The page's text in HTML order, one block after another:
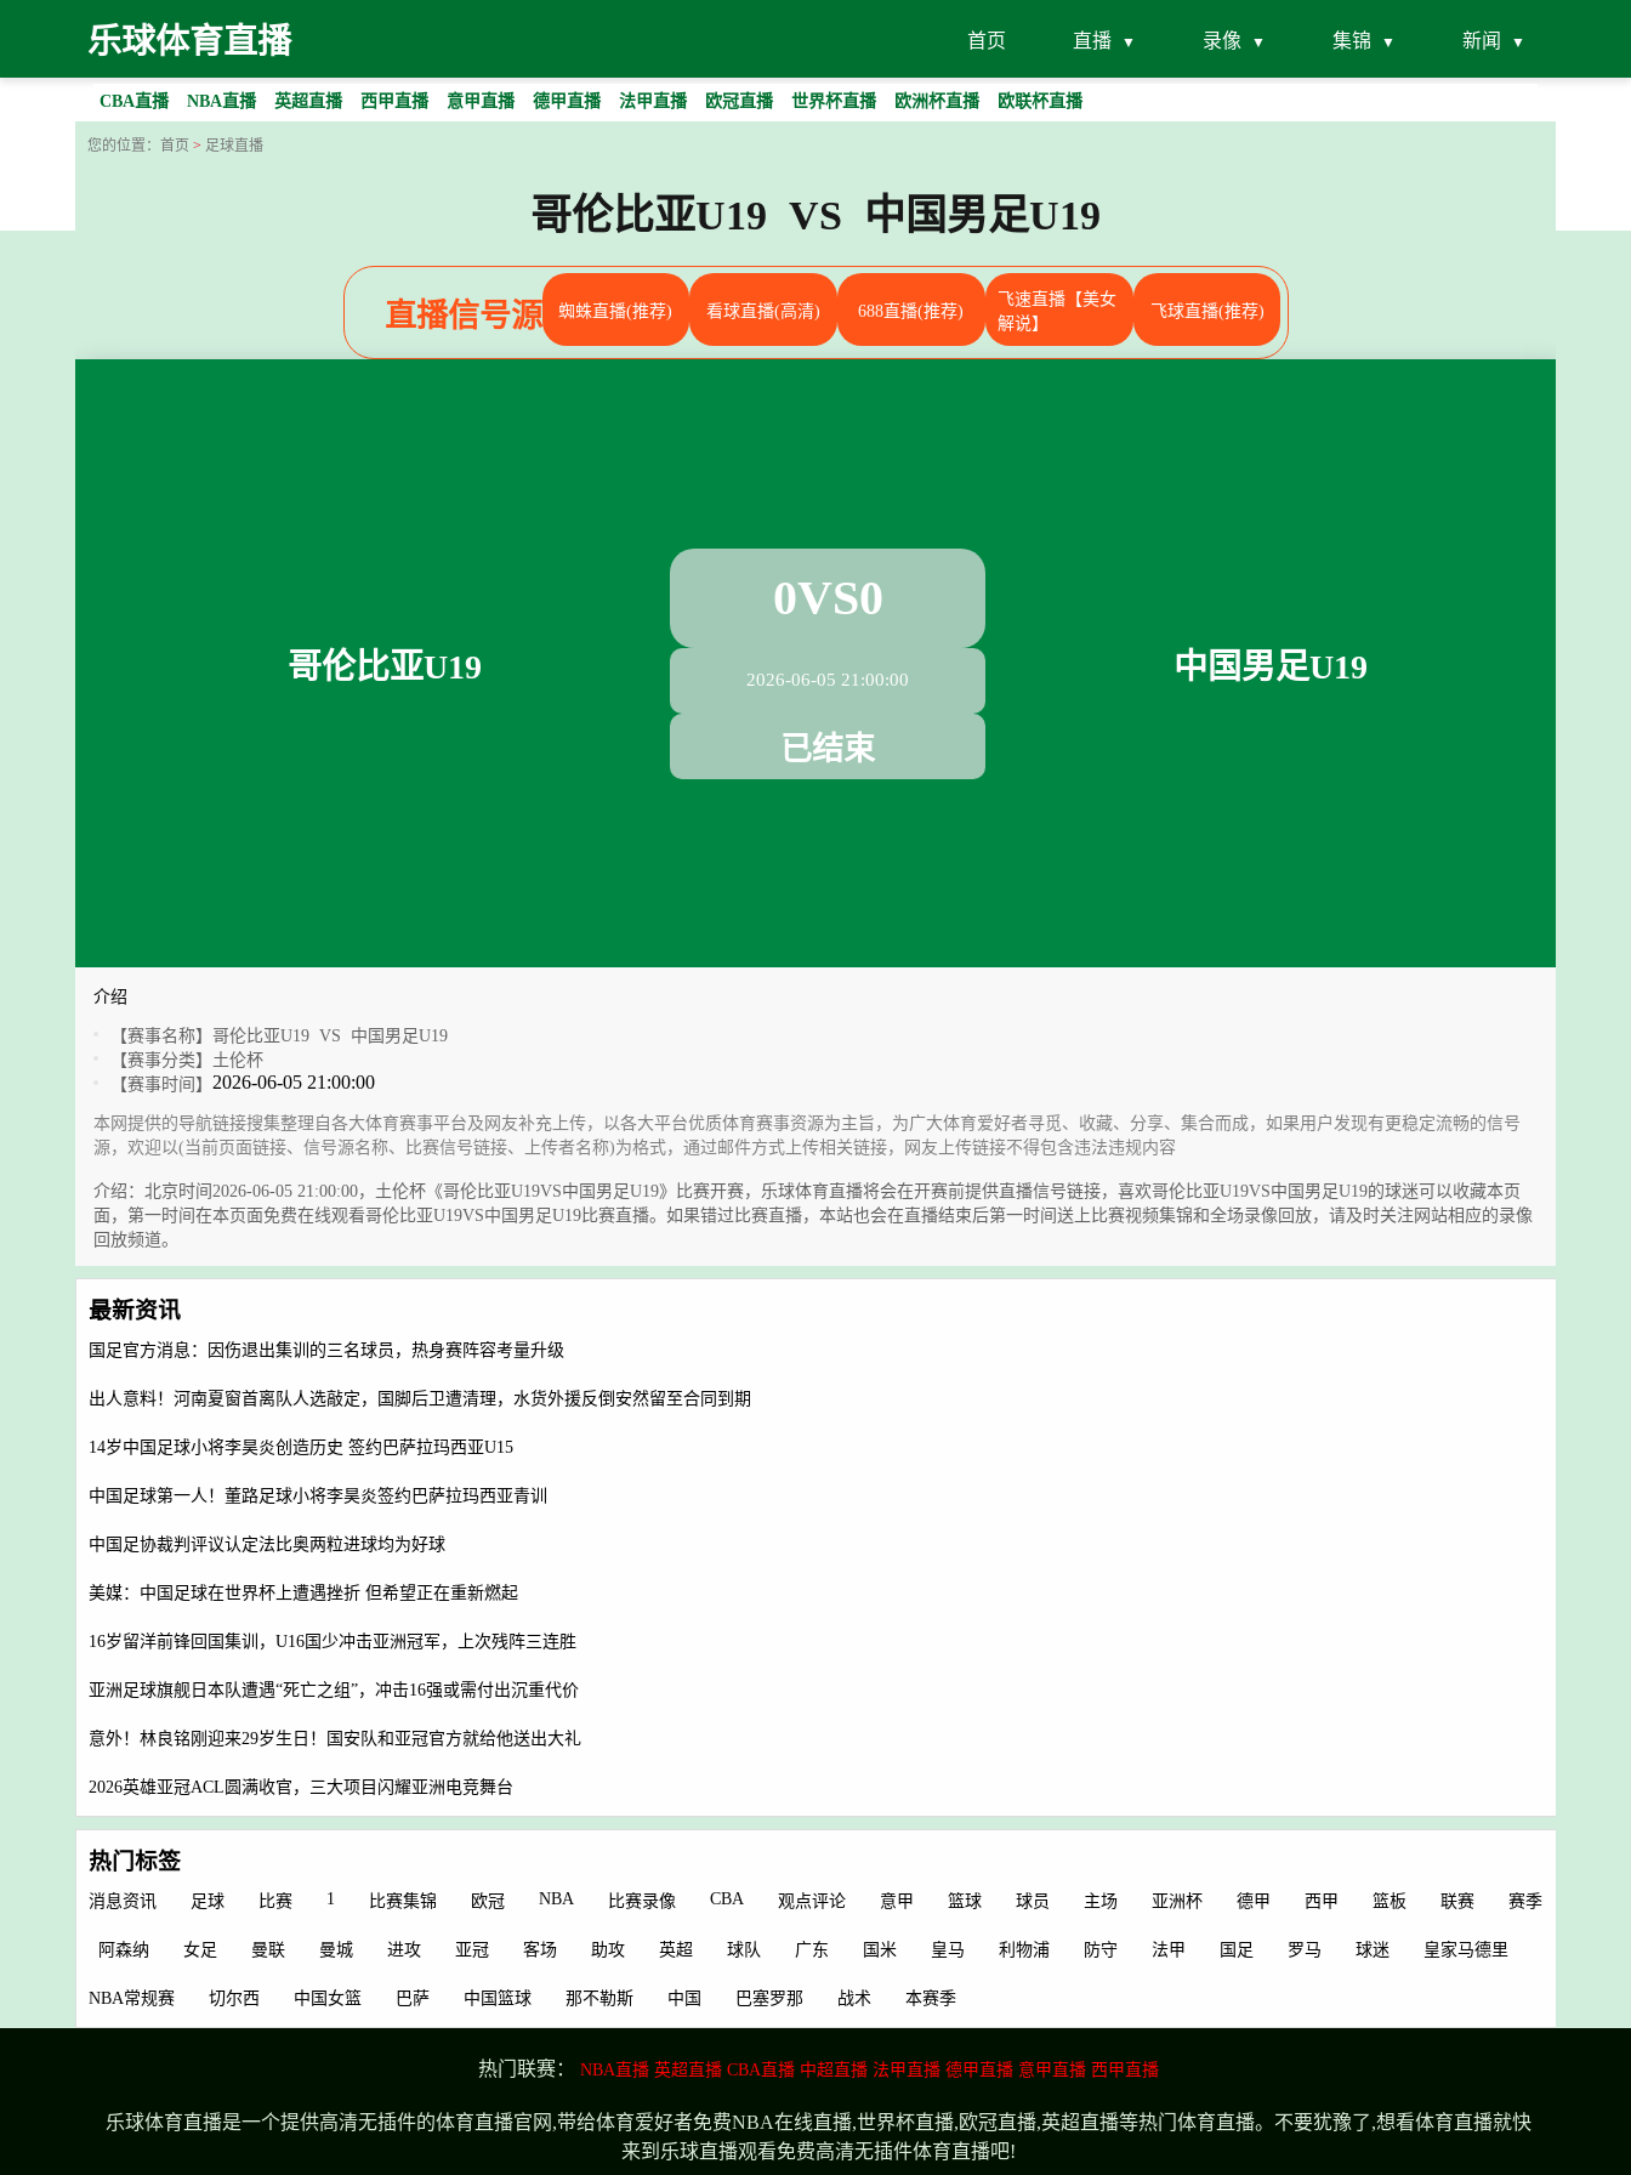
乐球体育直播 首页 直播 录像 集锦 新闻
CBA直播 NBA直播 英超直播 西甲直播 意甲直播 德甲直播 法甲直播 欧冠直播 世界杯直播 欧洲杯直播 欧联杯直播
您的位置： 首页 > 足球直播
哥伦比亚U19 VS 中国男足U19
直播信号源 蜘蛛直播(推荐) 看球直播(高清) 688直播(推荐)
飞速直播【美女
解说】
飞球直播(推荐)
哥伦比亚U19
0VS0
2026-06-05 21:00:00
已结束
中国男足U19
介绍
【赛事名称】 哥伦比亚U19 VS 中国男足U19
【赛事分类】 土伦杯
【赛事时间】 2026-06-05 21:00:00
本网提供的导航链接搜集整理自各大体育赛事平台及网友补充上传，以各大平台优质体育赛事资源为主旨，为广大体育爱好者寻觅、收藏、分享、集合而成，如果用户发现有更稳定流畅的信号
源，欢迎以(当前页面链接、信号源名称、比赛信号链接、上传者名称)为格式，通过邮件方式上传相关链接，网友上传链接不得包含违法违规内容
介绍：北京时间2026-06-05 21:00:00，土伦杯《哥伦比亚U19VS中国男足U19》比赛开赛，乐球体育直播将会在开赛前提供直播信号链接，喜欢哥伦比亚U19VS中国男足U19的球迷可以收藏本页
面，第一时间在本页面免费在线观看哥伦比亚U19VS中国男足U19比赛直播。如果错过比赛直播，本站也会在直播结束后第一时间送上比赛视频集锦和全场录像回放，请及时关注网站相应的录像
回放频道。
最新资讯
国足官方消息：因伤退出集训的三名球员，热身赛阵容考量升级
出人意料！河南夏窗首离队人选敲定，国脚后卫遭清理，水货外援反倒安然留至合同到期
14岁中国足球小将李昊炎创造历史 签约巴萨拉玛西亚U15
中国足球第一人！董路足球小将李昊炎签约巴萨拉玛西亚青训
中国足协裁判评议认定法比奥两粒进球均为好球
美媒：中国足球在世界杯上遭遇挫折 但希望正在重新燃起
16岁留洋前锋回国集训，U16国少冲击亚洲冠军，上次残阵三连胜
亚洲足球旗舰日本队遭遇“死亡之组”，冲击16强或需付出沉重代价
意外！林良铭刚迎来29岁生日！国安队和亚冠官方就给他送出大礼
2026英雄亚冠ACL圆满收官，三大项目闪耀亚洲电竞舞台
热门标签
消息资讯 足球 比赛 1 比赛集锦 欧冠 NBA 比赛录像 CBA 观点评论 意甲 篮球 球员 主场 亚洲杯 德甲 西甲 篮板 联赛 赛季
阿森纳 女足 曼联 曼城 进攻 亚冠 客场 助攻 英超 球队 广东 国米 皇马 利物浦 防守 法甲 国足 罗马 球迷 皇家马德里
NBA常规赛 切尔西 中国女篮 巴萨 中国篮球 那不勒斯 中国 巴塞罗那 战术 本赛季
热门联赛： NBA直播 英超直播 CBA直播 中超直播 法甲直播 德甲直播 意甲直播 西甲直播
乐球体育直播是一个提供高清无插件的体育直播官网,带给体育爱好者免费NBA在线直播,世界杯直播,欧冠直播,英超直播等热门体育直播。不要犹豫了,想看体育直播就快
来到乐球直播观看免费高清无插件体育直播吧!